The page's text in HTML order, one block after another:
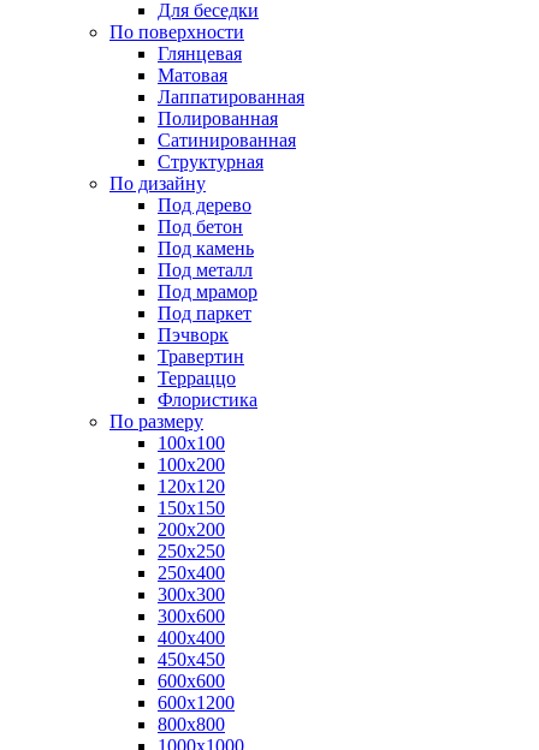
Для беседки
По поверхности
Глянцевая
Матовая
Лаппатированная
Полированная
Сатинированная
Структурная
По дизайну
Под дерево
Под бетон
Под камень
Под металл
Под мрамор
Под паркет
Пэчворк
Травертин
Терраццо
Флористика
По размеру
100х100
100х200
120х120
150х150
200х200
250х250
250х400
300х300
300х600
400х400
450х450
600х600
600х1200
800х800
1000х1000